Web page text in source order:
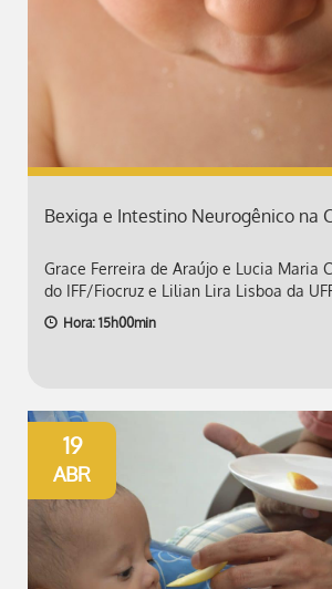
Bexiga e Intestino Neurogênico na
Grace Ferreira de Araújo e Lucia Maria
do IFF/Fiocruz e Lilian Lira Lisboa da
Hora: 15h00min
19
ABR